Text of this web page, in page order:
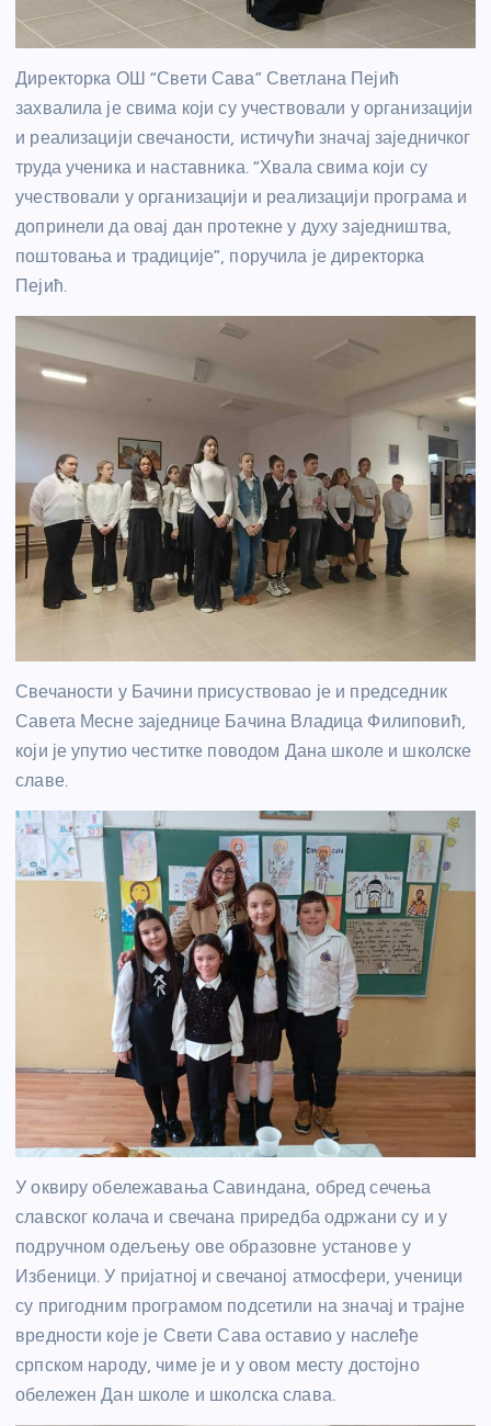
Директорка ОШ “Свети Сава” Светлана Пејић
захвалила је свима који су учествовали у организацији
и реализацији свечаности, истичући значај заједничког
труда ученика и наставника. “Хвала свима који су
учествовали у организацији и реализацији програма и
допринели да овај дан протекне у духу заједништва,
поштовања и традиције”, поручила је директорка
Пејић.
Свечаности у Бачини присуствовао је и председник
Савета Месне заједнице Бачина Владица Филиповић,
који је упутио честитке поводом Дана школе и школске
славе.
У оквиру обележавања Савиндана, обред сечења
славског колача и свечана приредба одржани су и у
подручном одељењу ове образовне установе у
Избеници. У пријатној и свечаној атмосфери, ученици
су пригодним програмом подсетили на значај и трајне
вредности које је Свети Сава оставио у наслеђе
српском народу, чиме је и у овом месту достојно
обележен Дан школе и школска слава.